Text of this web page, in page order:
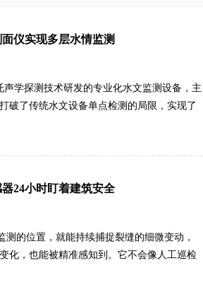
仪实现多层水情监测
学探测技术研发的专业化水文监测设备，主
破了传统水文设备单点检测的局限，实现了
化规律。设备适配场景极为广泛，无论是江
层作业，可高效完成全域水文数据采集，为
支撑。.....
24小时盯着建筑安全
的位置，就能持续捕捉裂缝的细微变动，
化，也能被精准感知到。它不会像人工巡检